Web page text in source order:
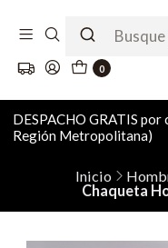
0
DESPACHO GRATIS
Región Metropolitana)
Inicio
Chaqueta